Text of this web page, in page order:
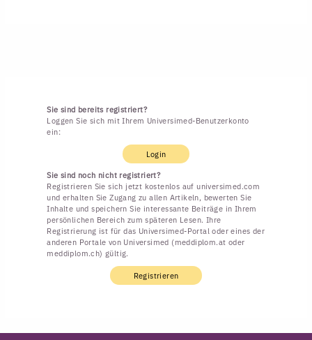
Sie sind bereits registriert?
Loggen Sie sich mit Ihrem Universimed-Benutzerkonto
ein:
Login
Sie sind noch nicht registriert?
Registrieren Sie sich jetzt kostenlos auf universimed.com
und erhalten Sie Zugang zu allen Artikeln, bewerten Sie
Inhalte und speichern Sie interessante Beiträge in Ihrem
persönlichen Bereich zum späteren Lesen. Ihre
Registrierung ist für das Universimed-Portal oder eines der
anderen Portale von Universimed (meddiplom.at oder
meddiplom.ch) gültig.
Registrieren